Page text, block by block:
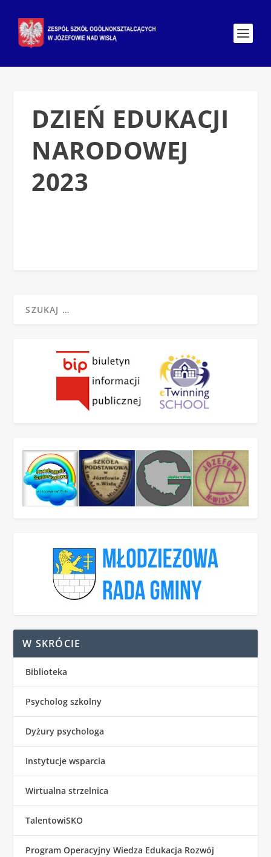
DZIEŃ EDUKACJI
NARODOWEJ
2023
W SKRÓCIE
Biblioteka
Psycholog szkolny
Dyżury psychologa
Instytucje wsparcia
Wirtualna strzelnica
TalentowiSKO
Program Operacyjny Wiedza Edukacja Rozwój